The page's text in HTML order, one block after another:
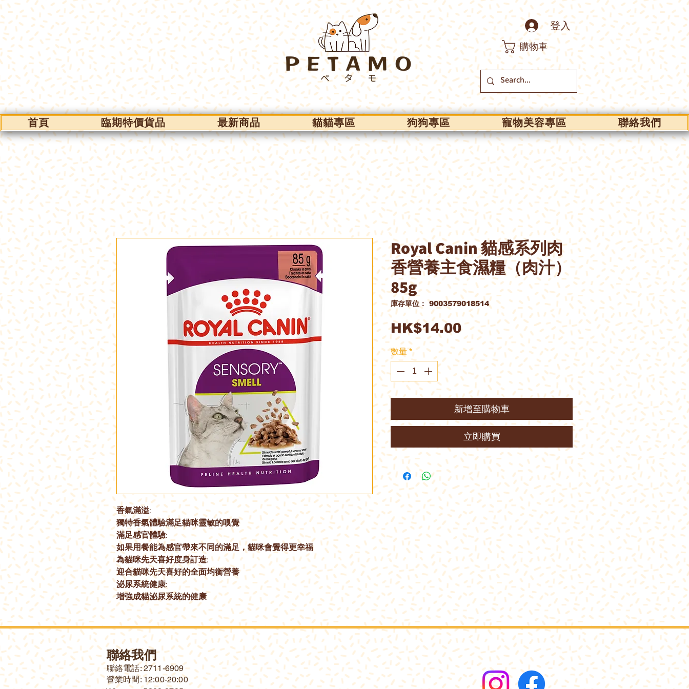
登入
購物車
首頁 臨期特價貨品 最新商品 貓貓專區 狗狗專區 寵物美容專區 聯絡我們
香氣滿溢:
獨特香氣體驗滿足貓咪靈敏的嗅覺
滿足感官體驗:
如果用餐能為感官帶來不同的滿足，貓咪會覺得更幸福
為貓咪先天喜好度身訂造:
迎合貓咪先天喜好的全面均衡營養
泌尿系統健康:
增強成貓泌尿系統的健康
Royal Canin 貓感系列肉
香營養主食濕糧（肉汁）
85g
庫存單位： 9003579018514
HK$14.00價
格
數量 *
新增至購物車
立即購買
聯絡我們
​聯絡電話: 2711-6909
營業時間: 12:00-20:00